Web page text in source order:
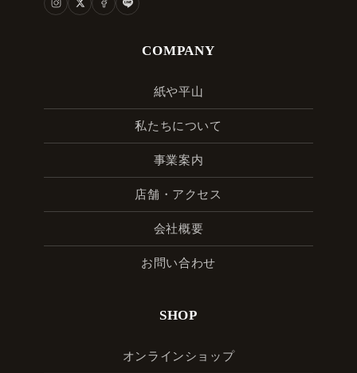
COMPANY
紙や平山
私たちについて
事業案内
店舗・アクセス
会社概要
お問い合わせ
SHOP
オンラインショップ